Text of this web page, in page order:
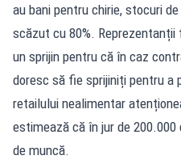
au bani pentru chirie, stocuri
scăzut cu 80%.
un sprijin pentru că în caz
doresc să fie sprijiniți pentru a
retailului nealimentar
estimează că în jur de
de muncă.